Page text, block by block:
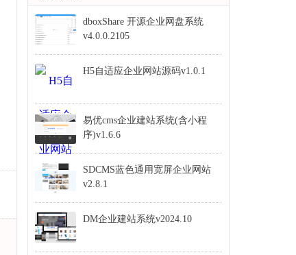
dboxShare 开源企业网盘系统
v4.0.0.2105
H5自适应企业网站源码v1.0.1
易优cms企业建站系统(含小程
序)v1.6.6
SDCMS蓝色通用宽屏企业网站
v2.8.1
DM企业建站系统v2024.10